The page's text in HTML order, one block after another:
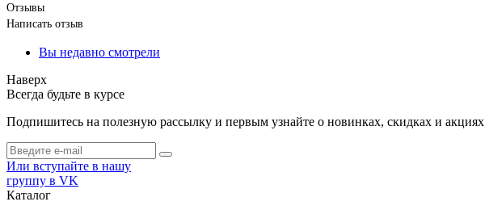
Отзывы
Написать отзыв
Вы недавно смотрели
Наверх
Всегда будьте в курсе
Подпишитесь на полезную рассылку и первым узнайте о новинках, скидках и акциях
Или вступайте в нашу
группу в VK
Каталог